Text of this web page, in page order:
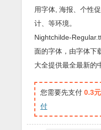
用字体, 海报、个性
计、等环境。
Nightchilde-
面的字体，由字体下
大全提供最全最新的
您需要先支付 0.3元
付